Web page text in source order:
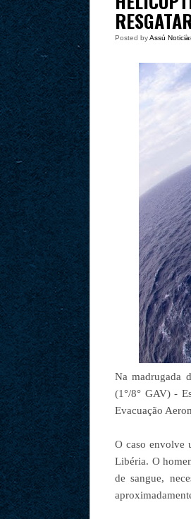
Posted byAssú Noticia
Na madrugada
(1°/8° GAV) -
Evacuação
O caso envolve
Libéria. O
de sangue,